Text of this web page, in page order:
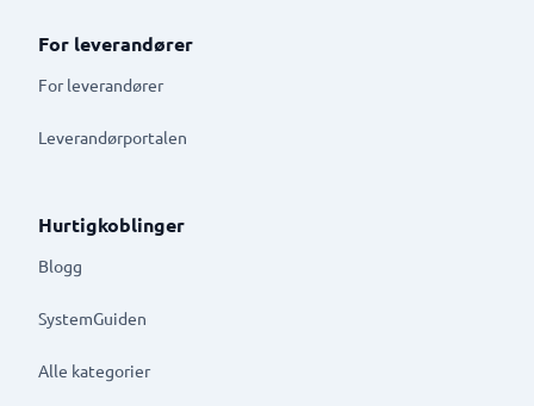
For leverandører
For leverandører
Leverandørportalen
Hurtigkoblinger
Blogg
SystemGuiden
Alle kategorier